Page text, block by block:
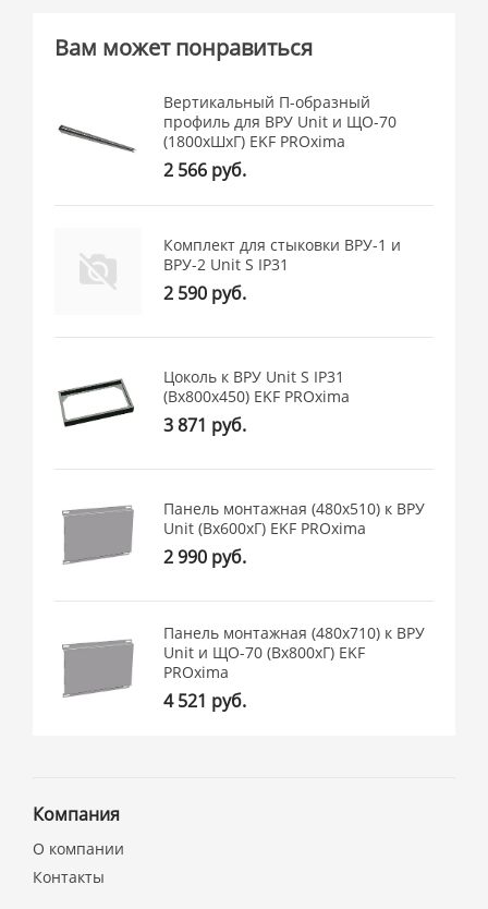
Вам может понравиться
Вертикальный П-образный
профиль для ВРУ Unit и ЩО-70
(1800хШхГ) EKF PROxima
2 566 руб.
Комплект для стыковки ВРУ-1 и
ВРУ-2 Unit S IP31
2 590 руб.
Цоколь к ВРУ Unit S IP31
(Вх800х450) EKF PROxima
3 871 руб.
Панель монтажная (480x510) к ВРУ
Unit (Вх600хГ) EKF PROxima
2 990 руб.
Панель монтажная (480x710) к ВРУ
Unit и ЩО-70 (Вх800хГ) EKF
PROxima
4 521 руб.
Компания
О компании
Контакты